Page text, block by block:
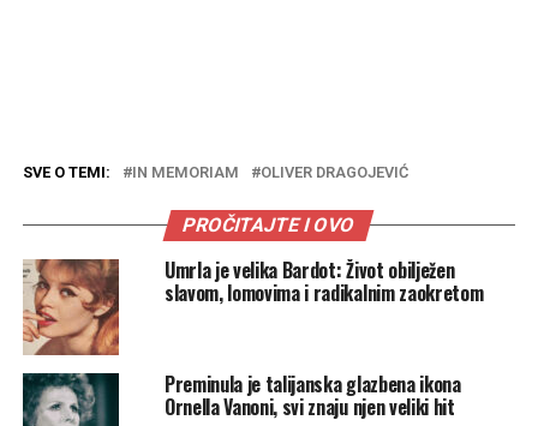
SVE O TEMI: IN MEMORIAM OLIVER DRAGOJEVIĆ
PROČITAJTE I OVO
Umrla je velika Bardot: Život obilježen
slavom, lomovima i radikalnim zaokretom
Preminula je talijanska glazbena ikona
Ornella Vanoni, svi znaju njen veliki hit